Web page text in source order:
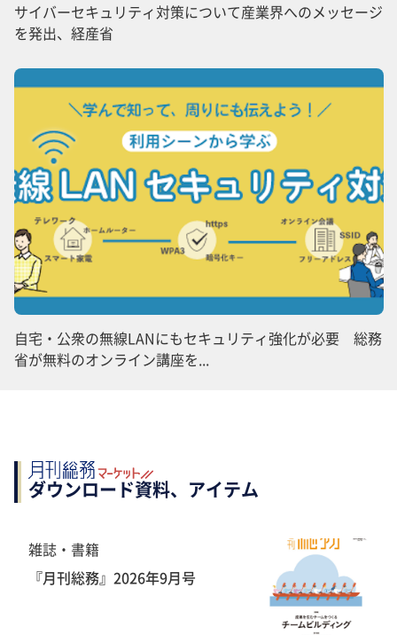
サイバーセキュリティ対策について産業界へのメッセージ
を発出、経産省
自宅・公衆の無線LANにもセキュリティ強化が必要 総務
省が無料のオンライン講座を...
ダウンロード資料、アイテム
雑誌・書籍
『月刊総務』2026年9月号